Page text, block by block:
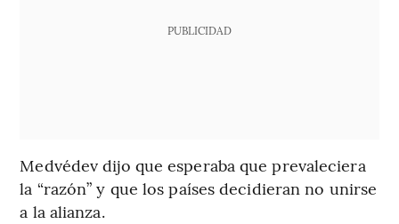
PUBLICIDAD
Medvédev dijo que esperaba que prevaleciera
la “razón” y que los países decidieran no unirse
a la alianza.